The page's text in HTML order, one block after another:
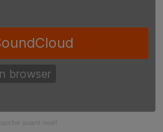
avant noël